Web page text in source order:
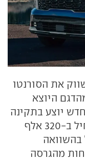
את הסורנטו
היוצא
יוצע בתקינה
אמריקאית. תג מחיר המחיר מתחיל ב-320 אלף
פחות מהגרסה